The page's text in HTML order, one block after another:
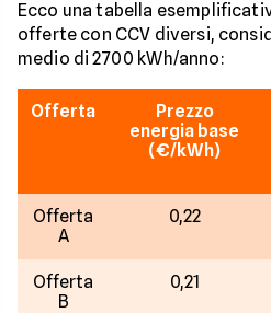
Ecco una tabella
offerte con CCV diversi,
medio di 2700 kWh/anno:
Offerta
Prezzo
energia base
(€/kWh)
Offerta
A
0,22
Offerta
B
0,21